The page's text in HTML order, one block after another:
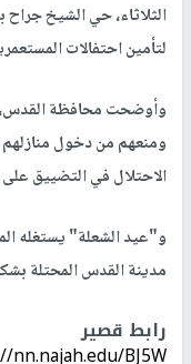
الثلاثاء، حي الشيخ جراح
لتأمين احتفالات
وأوضحت محافظة القدس،
ومنعهم من دخول
الاحتلال في التضييق
و"عيد الشعلة" يستغله
مدينة القدس المحتلة
رابط قصير
nn.najah.edu/BJ5W/